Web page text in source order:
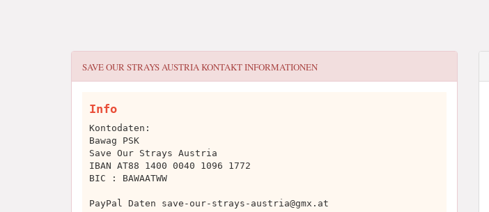
SAVE OUR STRAYS AUSTRIAKONTAKT INFORMATIONEN
Info
Kontodaten:
Bawag PSK
Save Our Strays Austria
IBAN AT88 1400 0040 1096 1772
BIC : BAWAATWW
PayPal Daten save-our-strays-austria@gmx.at